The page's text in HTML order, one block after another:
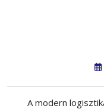
A modern